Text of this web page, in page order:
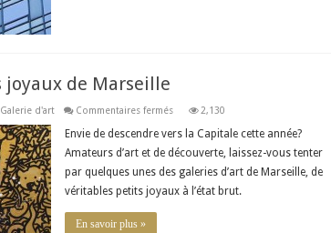
par Mireille Darc
Darc La première exposition photographique de M…
joyaux de Marseille
Galerie d'art Commentaires ferméssur
galeries
:
petits
joyaux
de
2,130
Envie de descendre vers la Capitale cette année?
Amateurs d’art et de découverte, laissez-vous tenter
par quelques unes des galeries d’art de Marseille, de
véritables petits joyaux à l’état brut.
En savoir plus »